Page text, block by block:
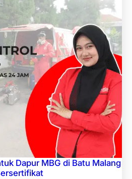
Dapur MBG di Batu Malang